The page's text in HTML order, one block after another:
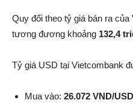
Quy đổi theo tỷ giá bán ra
tương đương khoảng 132,4
Tỷ giá USD tại Vietcombank
Mua vào: 26.072 VND/USD